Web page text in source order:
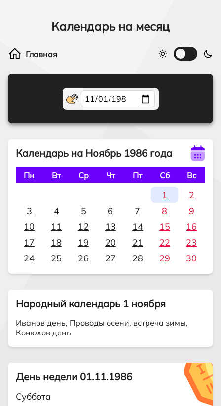
Календарь на месяц
Календарь на Ноябрь 1986 года
Пн Вт Ср Чт Пт Сб Вс
1
2
3
4 5 6 7 8
9
10
11 12 13 14 15
16
17
18 19 20 21 22
23
24
25 26 27 28 29 30
Народный календарь 1 ноября
Иванов день, Проводы осени, встреча зимы,
Конюхов день
День недели 01.11.1986
Суббота